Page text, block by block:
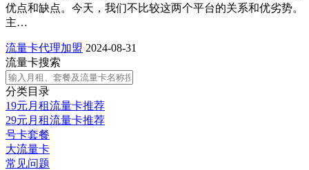
优点和缺点。今天，我们不比较这两个平台的关系和优劣势。
主…
流量卡代理加盟 2024-08-31
流量卡搜索
分类目录
19元月租流量卡推荐
29元月租流量卡推荐
号卡套餐
大流量卡
常见问题